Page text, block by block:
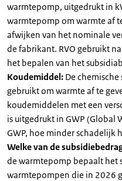
warmtepomp, uitgedrukt in
warmtepomp om warmte af
afwijken van het nominale
de fabrikant. RVO gebruikt
het bepalen van het
Koudemiddel: De
gebruikt om warmte af te
koudemiddelen met een
is uitgedrukt in GWP (Global
GWP, hoe minder schadelijk
Welke van de
de warmtepomp bepaalt het
warmtepompen die in 2026